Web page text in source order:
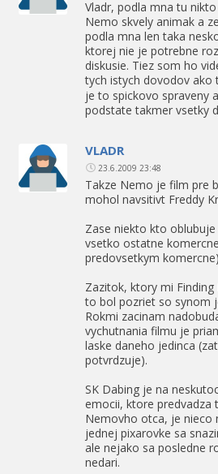
Vladr, podla mna tu
Nemo skvely animak a
podla mna len taka
ktorej nie je potrebne
diskusie. Tiez som ho
tych istych dovodov ako
je to spickovo spraveny
podstate takmer vsetky
VLADR
23.6.2009 23:48
Takze Nemo je film pre
mohol navsitivt Freddy
Zase niekto kto
vsetko ostatne
predovsetkym
Zazitok, ktory mi
to bol pozriet so synom
Rokmi zacinam
vychutnania filmu je
laske daneho jedinca
potvrdzuje).
SK Dabing je na
emocii, ktore predvadza
Nemovho otca, je nieco
jednej pixarovke sa
ale nejako sa posledne
nedari.